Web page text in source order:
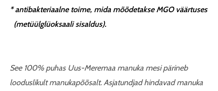
* antibakteriaalne toime, mida mõõdetakse MGO väärtuses
(metüülglüoksaali sisaldus).
See 100% puhas Uus-Meremaa manuka mesi pärineb
looduslikult manukapõõsalt. Asjatundjad hindavad manuka